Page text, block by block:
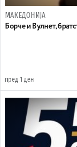
МАКЕДОНИЈА
Борче и Вулнет,
пред 1 ден